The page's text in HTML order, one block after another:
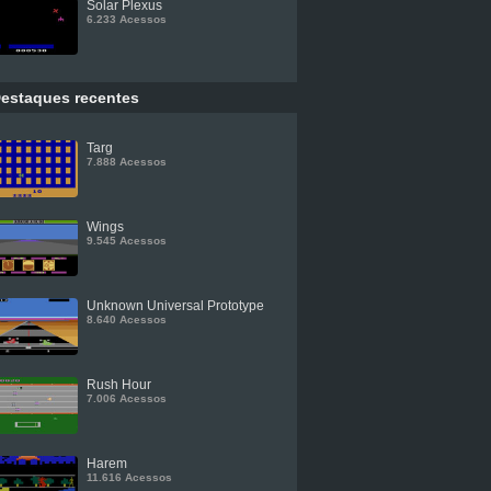
Solar Plexus
6.233 Acessos
recentes
Targ
7.888 Acessos
Wings
9.545 Acessos
Unknown Universal Prototype
8.640 Acessos
Rush Hour
7.006 Acessos
Harem
11.616 Acessos